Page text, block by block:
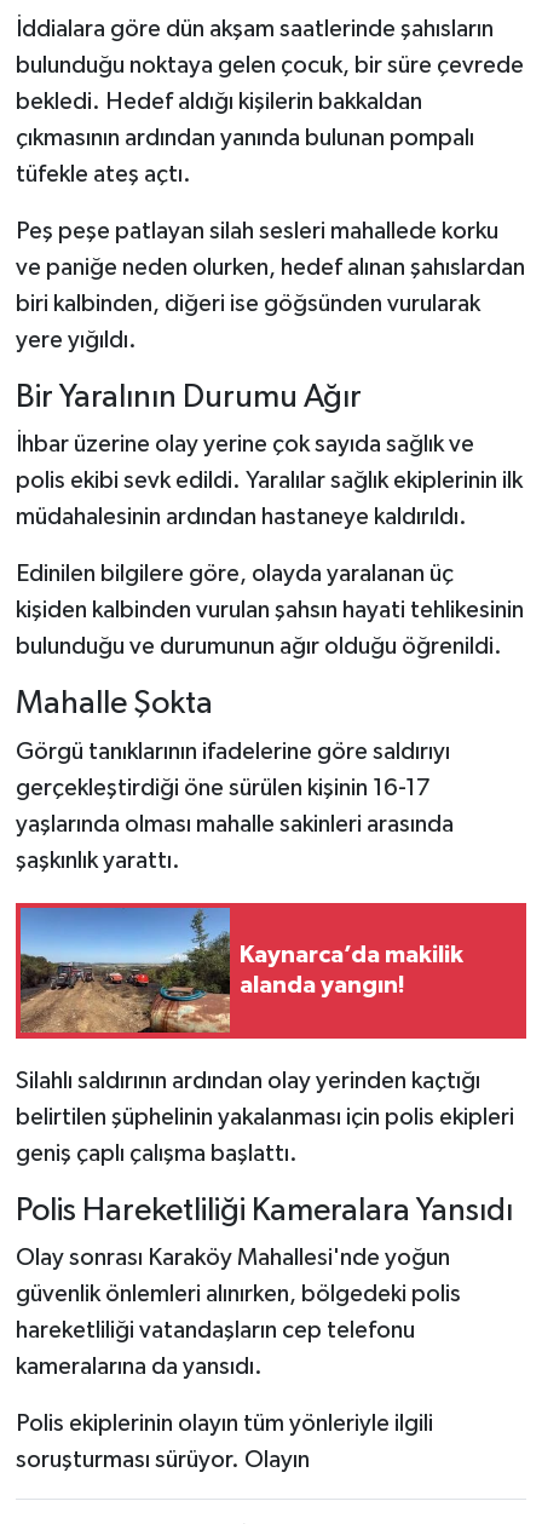
İddialara göre dün akşam saatlerinde şahısların
bulunduğu noktaya gelen çocuk, bir süre çevrede
bekledi. Hedef aldığı kişilerin bakkaldan
çıkmasının ardından yanında bulunan pompalı
tüfekle ateş açtı.
Peş peşe patlayan silah sesleri mahallede korku
ve paniğe neden olurken, hedef alınan şahıslardan
biri kalbinden, diğeri ise göğsünden vurularak
yere yığıldı.
Bir Yaralının Durumu Ağır
İhbar üzerine olay yerine çok sayıda sağlık ve
polis ekibi sevk edildi. Yaralılar sağlık ekiplerinin ilk
müdahalesinin ardından hastaneye kaldırıldı.
Edinilen bilgilere göre, olayda yaralanan üç
kişiden kalbinden vurulan şahsın hayati tehlikesinin
bulunduğu ve durumunun ağır olduğu öğrenildi.
Mahalle Şokta
Görgü tanıklarının ifadelerine göre saldırıyı
gerçekleştirdiği öne sürülen kişinin 16-17
yaşlarında olması mahalle sakinleri arasında
şaşkınlık yarattı.
Kaynarca’da makilik
alanda yangın!
Silahlı saldırının ardından olay yerinden kaçtığı
belirtilen şüphelinin yakalanması için polis ekipleri
geniş çaplı çalışma başlattı.
Polis Hareketliliği Kameralara Yansıdı
Olay sonrası Karaköy Mahallesi'nde yoğun
güvenlik önlemleri alınırken, bölgedeki polis
hareketliliği vatandaşların cep telefonu
kameralarına da yansıdı.
Polis ekiplerinin olayın tüm yönleriyle ilgili
soruşturması sürüyor. Olayın